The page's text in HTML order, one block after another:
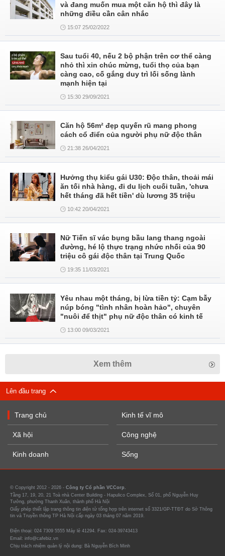
và đang muốn mua một căn hộ thì đây là
những điều cần cân nhắc
15:07 25/02/2022
Sau tuổi 40, nếu 2 bộ phận trên cơ thể càng
nhỏ thì xin chúc mừng, tuổi thọ của bạn
càng cao, cố gắng duy trì lối sống lành
mạnh hiện tại
15:30 29/09/2021
Căn hộ 56m² đẹp quyến rũ mang phong
cách cổ điển của người phụ nữ độc thân
21:38 26/04/2021
Hưởng thụ kiểu gái U30: Độc thân, thoải mái
ăn tối nhà hàng, đi du lịch cuối tuần, 'chưa
hết tháng đã hết tiền' dù lương 35 triệu
10:42 20/04/2021
Nữ Tiến sĩ vác bụng bầu lang thang ngoài
đường, hé lộ thực trạng nhức nhối của 90
triệu cô gái độc thân tại Trung Quốc
19:35 11/03/2021
Yêu nhau một tháng, bị lừa tiền tỷ: Cạm bẫy
núp bóng "tình nhân hoàn hảo", chuyên
"nuôi để thịt" phụ nữ độc thân có kinh tế
13:00 09/03/2021
Xem thêm
Lên đầu trang
Trang chủ
Xã hội
Kinh doanh
Kinh tế vĩ mô
Công nghệ
Sống
© Copyright 2012 - 2026 - Công ty Cổ phần VCCorp.
Tầng 17, 19, 20, 21 Toà nhà Center Building - Hapulico Complex, Số 01, phố Nguyễn Huy
Tưởng, phường Thanh Xuân, thành phố Hà Nội
Giấy phép thiết lập trang thông tin điện tử tổng hợp trên internet số 3321/GP-TTĐT do Sở Thông
tin và Truyền thông TP Hà Nội cấp ngày 03 tháng 07 năm 2019.
Điện thoại: 024 7309 5555 Máy lẻ 41294. Fax: 024-39743413
Email: info@cafebiz.vn
Chịu trách nhiệm quản lý nội dung: Bà Nguyễn Bích Minh